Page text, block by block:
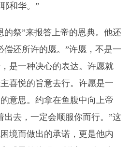
和华。”
的祭”来报答上帝的恩典。他还
偿还所许的愿。”许愿，不是一
是一种决心的表达。许愿就
喜悦的旨意去行。许愿是一
意思。约拿在鱼腹中向上帝
出去，一定会顺服你而行。”这
境而做出的承诺，更是他内